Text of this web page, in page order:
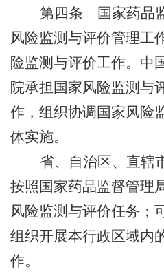
第四条
国家药品
风险监测与评价管理工
险监测与评价工作。中
院承担国家风险监测与
作，组织协调国家风险
体实施。
省、自治区、直辖
按照国家药品监督管理
风险监测与评价任务；
组织开展本行政区域内
作。